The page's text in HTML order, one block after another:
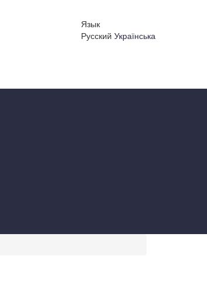
Язык
Русский Українська